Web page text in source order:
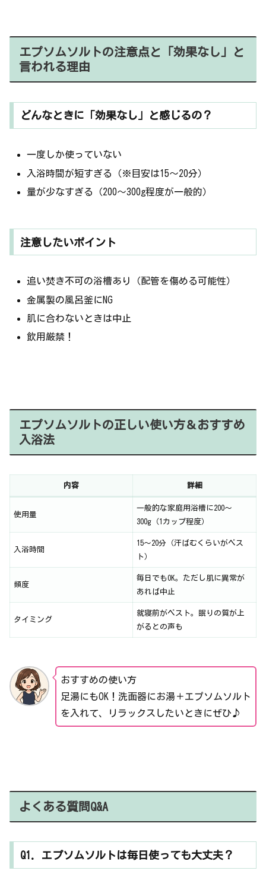
エプソムソルトの注意点と「効果なし」と
言われる理由
どんなときに「効果なし」と感じるの？
一度しか使っていない
入浴時間が短すぎる（※目安は15〜20分）
量が少なすぎる（200〜300g程度が一般的）
注意したいポイント
追い焚き不可の浴槽あり（配管を傷める可能性）
金属製の風呂釜にNG
肌に合わないときは中止
飲用厳禁！
エプソムソルトの正しい使い方＆おすすめ
入浴法
内容 詳細
使用量
一般的な家庭用浴槽に200〜
300g（1カップ程度）
入浴時間
15〜20分（汗ばむくらいがベス
ト）
頻度
毎日でもOK。ただし肌に異常が
あれば中止
タイミング
就寝前がベスト。眠りの質が上
がるとの声も
おすすめの使い方
足湯にもOK！洗面器にお湯＋エプソムソルト
を入れて、リラックスしたいときにぜひ♪
よくある質問Q&A
Q1. エプソムソルトは毎日使っても大丈夫？